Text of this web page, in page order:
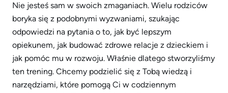
Nie jesteś sam w swoich zmaganiach. Wielu rodziców
boryka się z podobnymi wyzwaniami, szukając
odpowiedzi na pytania o to, jak być lepszym
opiekunem, jak budować zdrowe relacje z dzieckiem i
jak pomóc mu w rozwoju. Właśnie dlatego stworzyliśmy
ten trening. Chcemy podzielić się z Tobą wiedzą i
narzędziami, które pomogą Ci w codziennym